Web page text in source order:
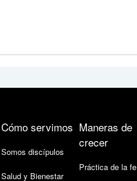
Cómo servimos
Somos discípulos
Salud y Bienestar
Maneras de
crecer
Práctica de la fe